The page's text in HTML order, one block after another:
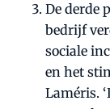
De derde
bedrijf
sociale
en het
Laméris.